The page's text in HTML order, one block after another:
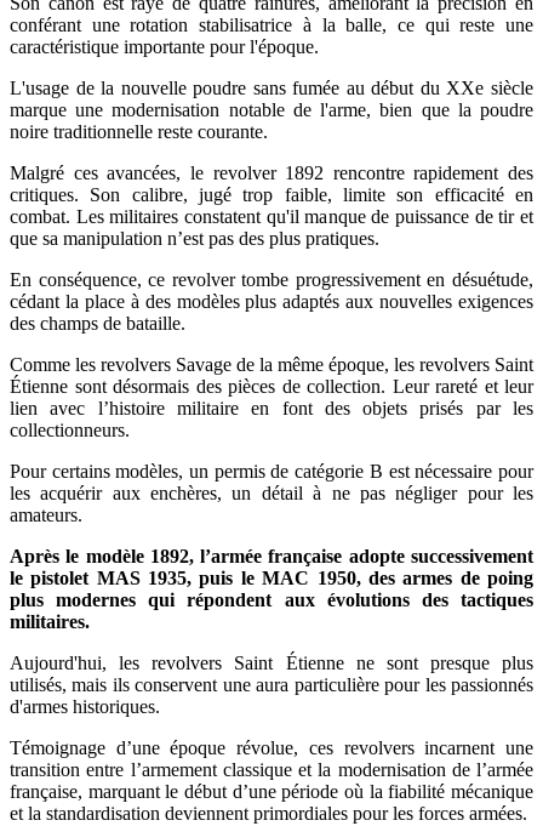
conférant une rotation stabilisatrice à la balle, ce qui reste une
caractéristique importante pour l'époque.
L'usage de la nouvelle poudre sans fumée au début du XXe siècle
marque une modernisation notable de l'arme, bien que la poudre
noire traditionnelle reste courante.
Malgré ces avancées, le revolver 1892 rencontre rapidement des
critiques. Son calibre, jugé trop faible, limite son efficacité en
combat. Les militaires constatent qu'il manque de puissance de tir et
que sa manipulation n’est pas des plus pratiques.
En conséquence, ce revolver tombe progressivement en désuétude,
cédant la place à des modèles plus adaptés aux nouvelles exigences
des champs de bataille.
Comme les revolvers Savage de la même époque, les revolvers Saint
Étienne sont désormais des pièces de collection. Leur rareté et leur
lien avec l’histoire militaire en font des objets prisés par les
collectionneurs.
Pour certains modèles, un permis de catégorie B est nécessaire pour
les acquérir aux enchères, un détail à ne pas négliger pour les
amateurs.
Après le modèle 1892, l’armée française adopte successivement
le pistolet MAS 1935, puis le MAC 1950, des armes de poing
plus modernes qui répondent aux évolutions des tactiques
militaires.
Aujourd'hui, les revolvers Saint Étienne ne sont presque plus
utilisés, mais ils conservent une aura particulière pour les passionnés
d'armes historiques.
Témoignage d’une époque révolue, ces revolvers incarnent une
transition entre l’armement classique et la modernisation de l’armée
française, marquant le début d’une période où la fiabilité mécanique
et la standardisation deviennent primordiales pour les forces armées.